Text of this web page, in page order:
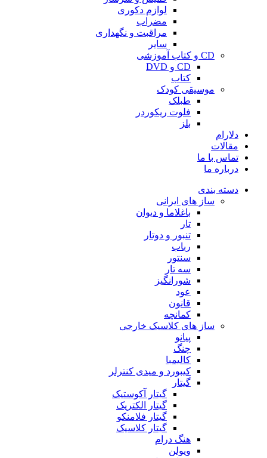
لوازم دکوری
مضراب
مراقبت و نگهداری
سایر
CD و کتاب آموزشی
CD و DVD
کتاب
موسیقی کودک
طبلک
فلوت ریکوردر
بلز
دلارام
مقالات
تماس با ما
درباره ما
دسته بندی
ساز های ایرانی
باغلاما و دیوان
تار
تنبور و دوتار
رباب
سنتور
سه تار
شورانگیز
عود
قانون
کمانچه
ساز های کلاسیک خارجی
پیانو
چنگ
کالیمبا
کیبورد و میدی کنترلر
گیتار
گیتار آکوستیک
گیتار الکتریک
گیتار فلامنکو
گیتار کلاسیک
هنگ درام
ویولن